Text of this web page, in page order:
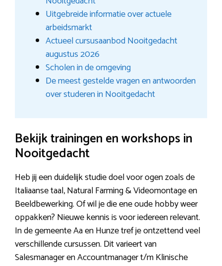
Uitgebreide informatie over actuele
arbeidsmarkt
Actueel cursusaanbod Nooitgedacht
augustus 2026
Scholen in de omgeving
De meest gestelde vragen en antwoorden
over studeren in Nooitgedacht
Bekijk trainingen en workshops in
Nooitgedacht
Heb jij een duidelijk studie doel voor ogen zoals de
Italiaanse taal, Natural Farming & Videomontage en
Beeldbewerking. Of wil je die ene oude hobby weer
oppakken? Nieuwe kennis is voor iedereen relevant.
In de gemeente Aa en Hunze tref je ontzettend veel
verschillende cursussen. Dit varieert van
Salesmanager en Accountmanager t/m Klinische